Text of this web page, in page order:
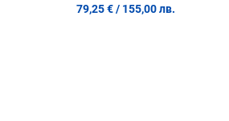
79,25 € / 155,00 лв.